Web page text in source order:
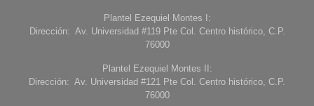
Plantel Ezequiel Montes I:
Dirección: Av. Universidad #119 Pte Col. Centro histórico, C.P.
76000
Plantel Ezequiel Montes II:
Dirección: Av. Universidad #121 Pte Col. Centro histórico, C.P.
76000